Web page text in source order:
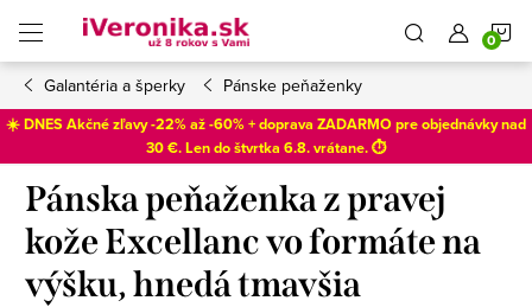
obsah
Galantéria a šperky Pánske peňaženky
☀️ DNES Akčné zľavy -22% až -60% + doprava ZADARMO pre objednávky nad
30 €. Len doštvrtka 6.8. vrátane. ⏱️
Pánska peňaženka z pravej
kože Excellanc vo formáte na
výšku, hnedá tmavšia